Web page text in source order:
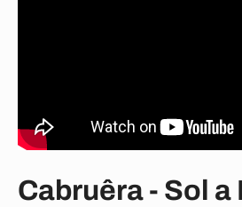
Cabruêra - Sol a